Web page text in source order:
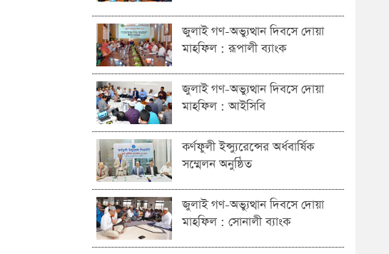
জুলাই গণ-অভ্যুত্থান দিবসে দোয়া
মাহফিল : রূপালী ব্যাংক
জুলাই গণ-অভ্যুত্থান দিবসে দোয়া
মাহফিল : আইসিবি
কর্ণফুলী ইন্স্যুরেন্সের অর্ধবার্ষিক
সম্মেলন অনুষ্ঠিত
জুলাই গণ-অভ্যুত্থান দিবসে দোয়া
মাহফিল : সোনালী ব্যাংক